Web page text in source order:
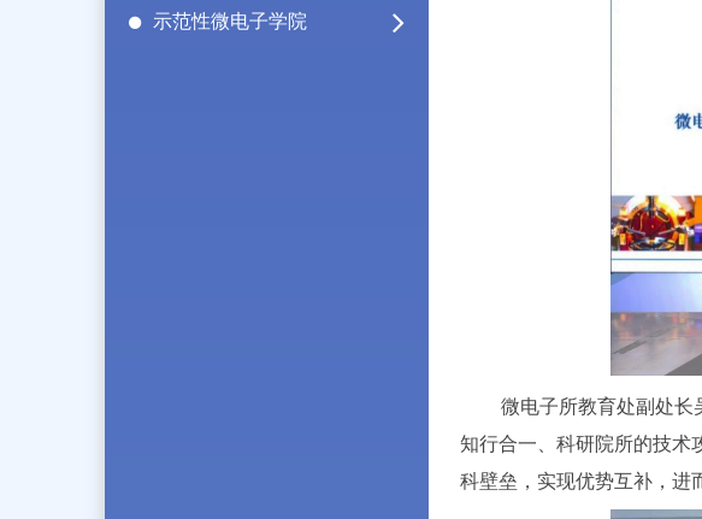
示范性微电子学院
微电子所教育处副处长
知行合一、科研院所的技术
科壁垒，实现优势互补，进